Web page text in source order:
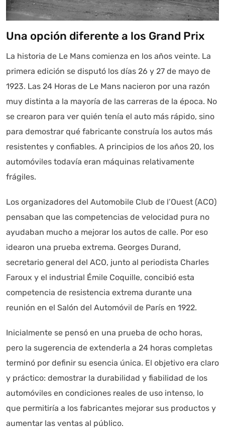
Una opción diferente a los Grand Prix
La historia de Le Mans comienza en los años veinte. La
primera edición se disputó los días 26 y 27 de mayo de
1923. Las 24 Horas de Le Mans nacieron por una razón
muy distinta a la mayoría de las carreras de la época. No
se crearon para ver quién tenía el auto más rápido, sino
para demostrar qué fabricante construía los autos más
resistentes y confiables. A principios de los años 20, los
automóviles todavía eran máquinas relativamente
frágiles.
Los organizadores del Automobile Club de l’Ouest (ACO)
pensaban que las competencias de velocidad pura no
ayudaban mucho a mejorar los autos de calle. Por eso
idearon una prueba extrema. Georges Durand,
secretario general del ACO, junto al periodista Charles
Faroux y el industrial Émile Coquille, concibió esta
competencia de resistencia extrema durante una
reunión en el Salón del Automóvil de París en 1922.
Inicialmente se pensó en una prueba de ocho horas,
pero la sugerencia de extenderla a 24 horas completas
terminó por definir su esencia única. El objetivo era claro
y práctico: demostrar la durabilidad y fiabilidad de los
automóviles en condiciones reales de uso intenso, lo
que permitiría a los fabricantes mejorar sus productos y
aumentar las ventas al público.